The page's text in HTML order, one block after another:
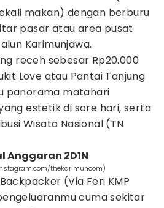
makan) dengan berburu
pasar atau area pusat
Karimunjawa.
receh sebesar Rp20.000
Love atau Pantai Tanjung
panorama matahari
estetik di sore hari, serta
Wisata Nasional (TN
2D1N
thekarimuncom)
(Via Feri KMP
cuma sekitar